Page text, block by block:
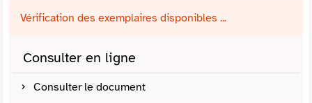
Vérification des exemplaires disponibles ...
Consulter en ligne
Consulter le document